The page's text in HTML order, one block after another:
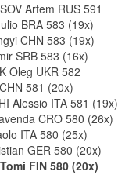
Artem RUS 591
BRA 583 (19x)
CHN 583 (19x)
SRB 583 (16x)
Oleg UKR 582
581 (20x)
Alessio ITA 581 (19x)
CRO 580 (26x)
ITA 580 (25x)
GER 580 (20x)
FIN 580 (20x)